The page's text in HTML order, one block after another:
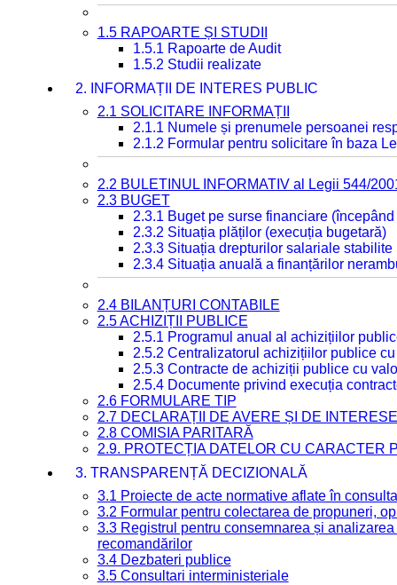
1.5 RAPOARTE ȘI STUDII
1.5.1 Rapoarte de Audit
1.5.2 Studii realizate
2. INFORMAȚII DE INTERES PUBLIC
2.1 SOLICITARE INFORMAȚII
2.1.1 Numele și prenumele persoanei
2.1.2 Formular pentru solicitare în baza
2.2 BULETINUL INFORMATIV al Legii 544/
2.3 BUGET
2.3.1 Buget pe surse financiare
2.3.2 Situația plăților (execuția bugetară)
2.3.3 Situația drepturilor salariale
2.3.4 Situația anuală a finanțărilor
2.4 BILANȚURI CONTABILE
2.5 ACHIZIȚII PUBLICE
2.5.1 Programul anual al achizițiilor
2.5.2 Centralizatorul achizițiilor publice
2.5.3 Contracte de achiziții publice cu
2.5.4 Documente privind execuția
2.6 FORMULARE TIP
2.7 DECLARAȚII DE AVERE ȘI DE INTERESE
2.8 COMISIA PARITARĂ
2.9. PROTECȚIA DATELOR CU CARACTER
3. TRANSPARENȚĂ DECIZIONALĂ
3.1 Proiecte de acte normative aflate în
3.2 Formular pentru colectarea de propuneri,
3.3 Registrul pentru consemnarea și
recomandărilor
3.4 Dezbateri publice
3.5 Consultari interministeriale